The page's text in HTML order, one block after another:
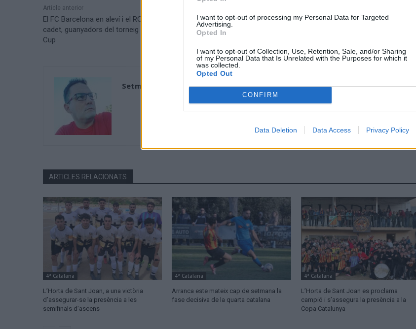
I want to opt-out of processing my Personal Data for Targeted
Advertising.
Opted In
I want to opt-out of Collection, Use, Retention, Sale, and/or Sharing
of my Personal Data that Is Unrelated with the Purposes for which it
was collected.
Opted Out
CONFIRM
Data Deletion Data Access Privacy Policy
Article anterior
El FC Barcelona en aleví i el RCD Espanyol en infantil-
cadet, guanyadors del torneig Sant Jaume Fèmines
Cup
El filial del Gandesa arrenca la temporada imposant-se
Setmanari l'Ebre
ARTICLES RELACIONATS
4ª Catalana
L’Horta de Sant Joan, a una victòria
d’assegurar-se la presència a les
semifinals d’ascens
4ª Catalana
Arranca este mateix cap de setmana la
fase decisiva de la quarta catalana
4ª Catalana
L’Horta de Sant Joan es proclama
campió i s’assegura la presència a la
Copa Catalunya